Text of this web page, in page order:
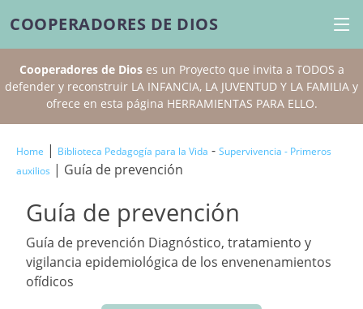
COOPERADORES DE DIOS
Cooperadores de Dioses un Proyecto que invita a TODOS a
defender y reconstruir LA INFANCIA, LA JUVENTUD Y LA FAMILIA y
ofrece en esta página HERRAMIENTAS PARA ELLO.
Home | Biblioteca Pedagogía para la Vida - Supervivencia - Primeros
auxilios | Guía de prevención
Guía de prevención
Guía de prevención Diagnóstico, tratamiento y
vigilancia epidemiológica de los envenenamientos
ofídicos